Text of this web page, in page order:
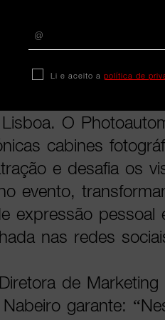
conta
desenvolvida
O
cabines
e desafia os
evento,
expressão pessoal
nas redes
de
garante:
Li e aceito a política de